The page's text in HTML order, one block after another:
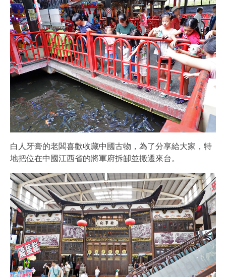
白人牙膏的老闆喜歡收藏中國古物，為了分享給大家，特
地把位在中國江西省的將軍府拆缷並搬遷來台。